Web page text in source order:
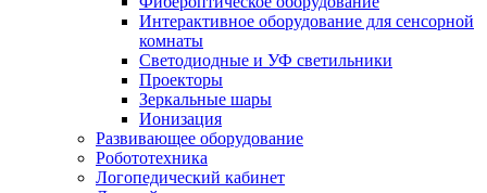
Интерактивное оборудование для сенсорной
комнаты
Светодиодные и УФ светильники
Проекторы
Зеркальные шары
Ионизация
Развивающее оборудование
Робототехника
Логопедический кабинет